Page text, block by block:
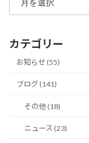
ア
カ
イ
カテゴリー
お知らせ (55)
ブログ (141)
その他 (18)
ニュース (23)